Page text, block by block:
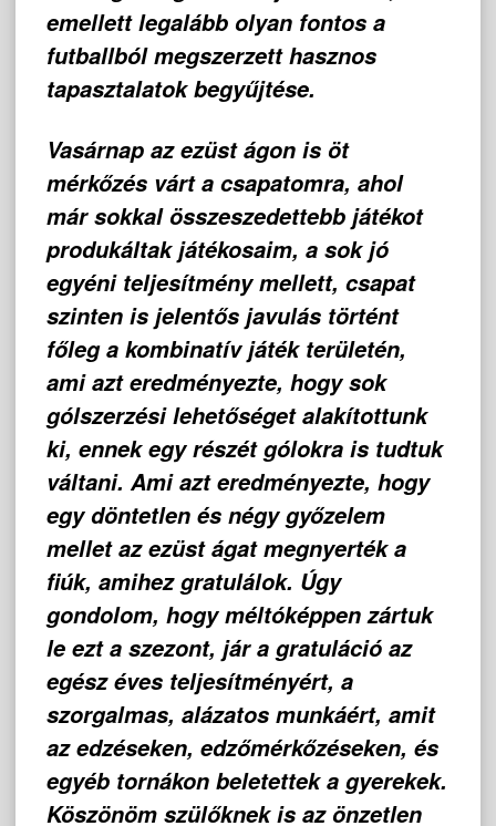
emellett legalább olyan fontos a
futballból megszerzett hasznos
tapasztalatok begyűjtése.
Vasárnap az ezüst ágon is öt
mérkőzés várt a csapatomra, ahol
már sokkal összeszedettebb játékot
produkáltak játékosaim, a sok jó
egyéni teljesítmény mellett, csapat
szinten is jelentős javulás történt
főleg a kombinatív játék területén,
ami azt eredményezte, hogy sok
gólszerzési lehetőséget alakítottunk
ki, ennek egy részét gólokra is tudtuk
váltani. Ami azt eredményezte, hogy
egy döntetlen és négy győzelem
mellet az ezüst ágat megnyerték a
fiúk, amihez gratulálok. Úgy
gondolom, hogy méltóképpen zártuk
le ezt a szezont, jár a gratuláció az
egész éves teljesítményért, a
szorgalmas, alázatos munkáért, amit
az edzéseken, edzőmérkőzéseken, és
egyéb tornákon beletettek a gyerekek.
Köszönöm szülőknek is az önzetlen